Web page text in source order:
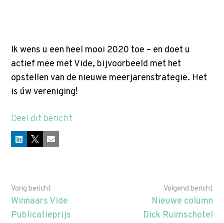
Ik wens u een heel mooi 2020 toe – en doet u
actief mee met Vide, bijvoorbeeld met het
opstellen van de nieuwe meerjarenstrategie. Het
is úw vereniging!
Deel dit bericht
LinkedIn
X E-mail
Vorig bericht
Winnaars Vide
Publicatieprijs
Volgend bericht
Nieuwe column
Dick Ruimschotel